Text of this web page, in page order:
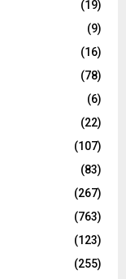
(19)
(9)
(16)
(78)
(6)
(22)
(107)
(83)
(267)
(763)
(123)
(255)